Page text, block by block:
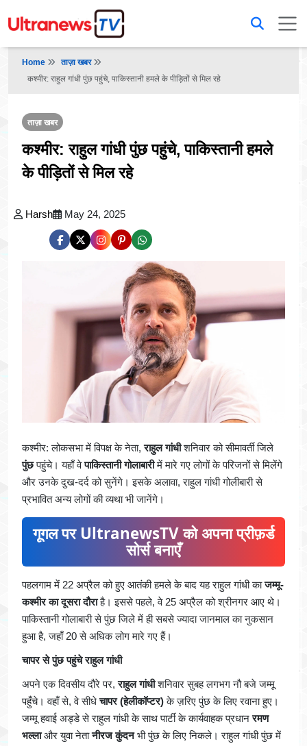
Home
ताज़ा खबर
कश्मीर: राहुल गांधी पुंछ पहुंचे, पाकिस्तानी हमले के पीड़ितों से मिल रहे
ताज़ा खबर
कश्मीर: राहुल गांधी पुंछ पहुंचे, पाकिस्तानी हमले
के पीड़ितों से मिल रहे
Harsh May 24, 2025
कश्मीर: लोकसभा में विपक्ष के नेता,राहुल गांधीशनिवार को सीमावर्ती जिले
पुंछपहुंचे। यहाँ वेपाकिस्तानी गोलाबारीमें मारे गए लोगों के परिजनों से मिलेंगे
और उनके दुख-दर्द को सुनेंगे। इसके अलावा, राहुल गांधी गोलीबारी से
प्रभावित अन्य लोगों की व्यथा भी जानेंगे।
गूगल पर UltranewsTV को अपना प्रीफ़र्ड
सोर्स बनाएँ
पहलगाम में 22 अप्रैल को हुए आतंकी हमले के बाद यह राहुल गांधी काजम्मू-
कश्मीर का दूसरा दौराहै। इससे पहले, वे 25 अप्रैल को श्रीनगर आए थे।
पाकिस्तानी गोलाबारी से पुंछ जिले में ही सबसे ज्यादा जानमाल का नुकसान
हुआ है, जहाँ 20 से अधिक लोग मारे गए हैं।
चापर से पुंछ पहुंचे राहुल गांधी
अपने एक दिवसीय दौरे पर,राहुल गांधीशनिवार सुबह लगभग नौ बजे जम्मू
पहुँचे। वहाँ से, वे सीधेचापर (हेलीकॉप्टर)के ज़रिए पुंछ के लिए रवाना हुए।
जम्मू हवाई अड्डे से राहुल गांधी के साथ पार्टी के कार्यवाहक प्रधानरमण
भल्लाऔर युवा नेतानीरज कुंदनभी पुंछ के लिए निकले। राहुल गांधी पुंछ में